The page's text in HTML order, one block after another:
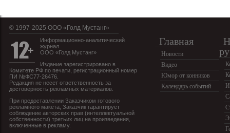
© 1997-2025 OOO «Голд Мустанг»
Информационно-аналитический
журнал
ООО «Голд Мустанг»
Издание зарегистрировано в
Комитете РФ по печати, регистрационный номер
ПИ №ФС77-26476.
Редакция не несет ответственность за
достоверность рекламных материалов.
При предоставлении Заказчиком готового
рекламного макета, Заказчик гарантирует
соблюдение авторских прав (интеллектуальной
собственности) третьих лиц на произведения,
включенные в рекламу.
Главная
Новости
Видео
Юмор от конников
Календарь событий